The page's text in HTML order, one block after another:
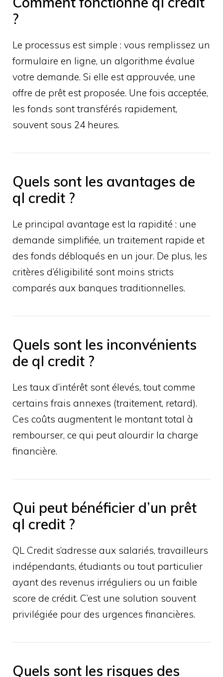
?
Le processus est simple : vous remplissez un
formulaire en ligne, un algorithme évalue
votre demande. Si elle est approuvée, une
offre de prêt est proposée. Une fois acceptée,
les fonds sont transférés rapidement,
souvent sous 24 heures.
Quels sont les avantages de
ql credit ?
Le principal avantage est la rapidité : une
demande simplifiée, un traitement rapide et
des fonds débloqués en un jour. De plus, les
critères d’éligibilité sont moins stricts
comparés aux banques traditionnelles.
Quels sont les inconvénients
de ql credit ?
Les taux d’intérêt sont élevés, tout comme
certains frais annexes (traitement, retard).
Ces coûts augmentent le montant total à
rembourser, ce qui peut alourdir la charge
financière.
Qui peut bénéficier d’un prêt
ql credit ?
QL Credit s’adresse aux salariés, travailleurs
indépendants, étudiants ou tout particulier
ayant des revenus irréguliers ou un faible
score de crédit. C’est une solution souvent
privilégiée pour des urgences financières.
Quels sont les risques des